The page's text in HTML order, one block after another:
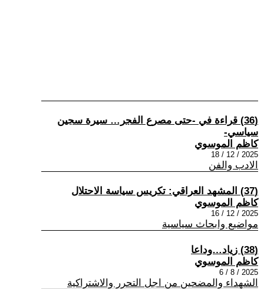
(36) قراءة في -حتى مصرع الفجر… سيرة سجين
سياسي-
كاظم الموسوي
2025 / 12 / 18
الادب والفن
(37) المشهد العراقي: تكريس سياسة الاحتلال
كاظم الموسوي
2025 / 12 / 16
مواضيع وابحاث سياسية
(38) زياد…وداعا
كاظم الموسوي
2025 / 8 / 6
الشهداء والمضحين من اجل التحرر والاشتراكية